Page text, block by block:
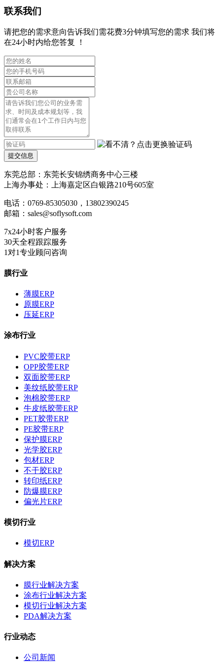
联系我们
请把您的需求意向告诉我们需花费3分钟填写您的需求 我们将
在24小时内给您答复 ！
提交信息
东莞总部： 东莞长安锦绣商务中心三楼
上海办事处：上海嘉定区白银路210号605室
电话：0769-85305030，13802390245
邮箱： sales@soflysoft.com
7x24小时客户服务
30天全程跟踪服务
1对1专业顾问咨询
膜行业
薄膜ERP
原膜ERP
压延ERP
涂布行业
PVC胶带ERP
OPP胶带ERP
双面胶带ERP
美纹纸胶带ERP
泡棉胶带ERP
牛皮纸胶带ERP
PET胶带ERP
PE胶带ERP
保护膜ERP
光学胶ERP
包材ERP
不干胶ERP
转印纸ERP
防爆膜ERP
偏光片ERP
模切行业
模切ERP
解决方案
膜行业解决方案
涂布行业解决方案
模切行业解决方案
PDA解决方案
行业动态
公司新闻